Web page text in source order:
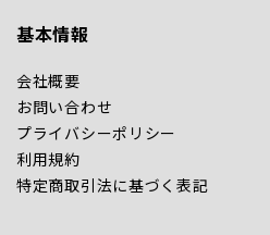
基本情報
会社概要
お問い合わせ
プライバシーポリシー
利用規約
特定商取引法に基づく表記